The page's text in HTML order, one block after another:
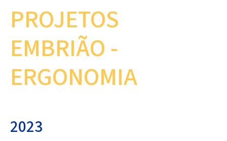
PROJETOS
EMBRIÃO -
ERGONOMIA
2023